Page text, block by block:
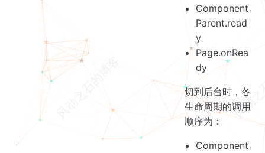
Component
Parent.read
y
Page.onRea
dy
切到后台时，各
生命周期的调用
顺序为：
Component